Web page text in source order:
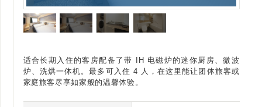
适合长期入住的客房配备了带 IH 电磁炉的迷你厨房、微波
炉、洗烘一体机。最多可入住 4 人，在这里能让团体旅客或
家庭旅客尽享如家般的温馨体验。